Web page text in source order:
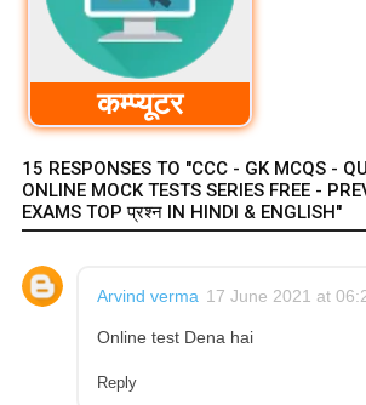
कम्प्यूटर
15 RESPONSES TO "CCC - GK MCQS -
ONLINE MOCK TESTS SERIES FREE -
EXAMS TOP प्रश्न IN HINDI & ENGLISH"
Arvind verma 17 June 2021 at
Online test Dena hai
Reply